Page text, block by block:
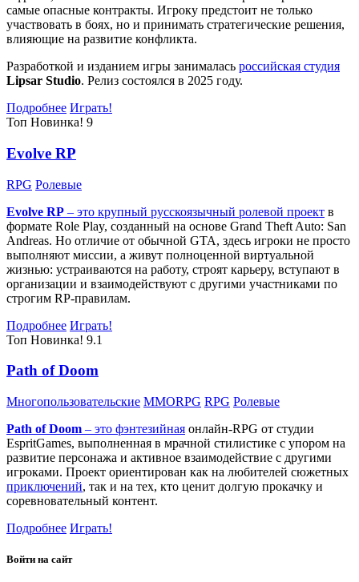
самые опасные контракты. Игроку предстоит не только
участвовать в боях, но и принимать стратегические решения,
влияющие на развитие конфликта.
Разработкой и изданием игры занималась российская студия
Lipsar Studio. Релиз состоялся в 2025 году.
Подробнее Играть!
Топ Новинка! 9
Evolve RP
RPG Ролевые
Evolve RP – это крупный русскоязычный ролевой проект в
формате Role Play, созданный на основе Grand Theft Auto: San
Andreas. Но отличие от обычной GTA, здесь игроки не просто
выполняют миссии, а живут полноценной виртуальной
жизнью: устраиваются на работу, строят карьеру, вступают в
организации и взаимодействуют с другими участниками по
строгим RP-правилам.
Подробнее Играть!
Топ Новинка! 9.1
Path of Doom
Многопользовательские MMORPG RPG Ролевые
Path of Doom – это фэнтезийная онлайн-RPG от студии
EspritGames, выполненная в мрачной стилистике с упором на
развитие персонажа и активное взаимодействие с другими
игроками. Проект ориентирован как на любителей сюжетных
приключений, так и на тех, кто ценит долгую прокачку и
соревновательный контент.
Подробнее Играть!
Войти на сайт